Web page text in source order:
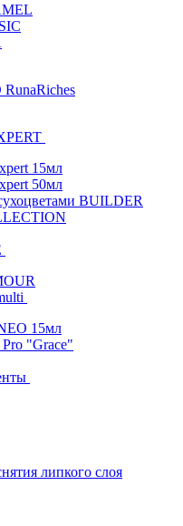
15мл
50мл
BUILDER
15мл
"Grace"
липкого слоя